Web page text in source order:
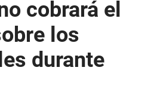
cobrará el
los
durante